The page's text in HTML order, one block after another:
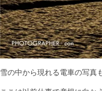
雪の中から現れる電車の写真